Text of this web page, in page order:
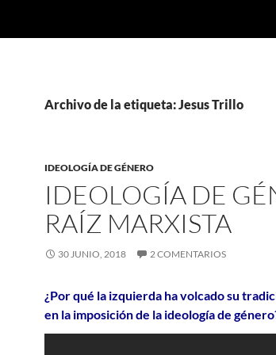
Archivo de la etiqueta: Jesus Trillo
IDEOLOGÍA DE GÉNERO
IDEOLOGÍA DE
RAÍZ MARXISTA
30 JUNIO, 2018 2 COMENTARIOS
¿Por qué la izquierda ha volcado su
en la imposición de la ideología de